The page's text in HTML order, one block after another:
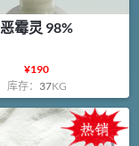
恶霉灵 98%
¥190
库存： 37KG